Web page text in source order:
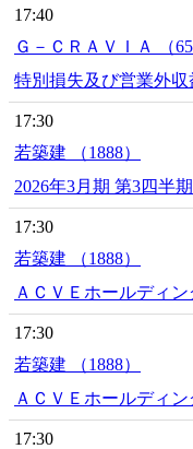
17:40
Ｇ－ＣＲＡＶＩＡ （
特別損失及び営業外
17:30
若築建 （1888）
2026年3月期 第3四半
17:30
若築建 （1888）
ＡＣＶＥホールディ
17:30
若築建 （1888）
ＡＣＶＥホールディ
17:30